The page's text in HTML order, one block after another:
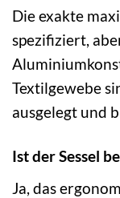
Die exakte
spezifiziert,
Textilgewebe
ausgelegt und
Ist der Sessel
Ja, das